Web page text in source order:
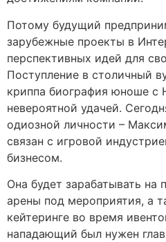
Потому будущий
зарубежные проекты в
перспективных идей для
Поступление в столичный
криппа биография юноше с
невероятной удачей.
одиозной личности –
связан с игровой
бизнесом.
Она будет зарабатывать на
арены под мероприятия, а
кейтеринге во время
нападающий был нужен